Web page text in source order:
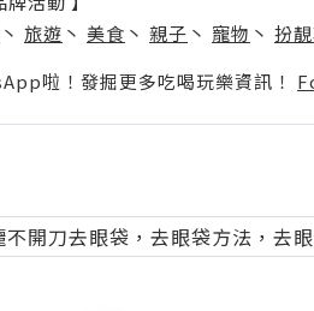
丶 旅遊 丶 美食 丶 親子 丶 寵物 丶 扮
啦！發掘更多吃喝玩樂資訊！
開刀去眼袋，去眼袋方法，去